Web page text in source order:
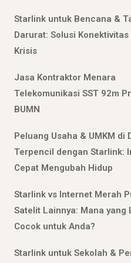
Starlink untuk Bencana &
Darurat: Solusi Konektivitas
Krisis
Jasa Kontraktor Menara
Telekomunikasi SST 92m
BUMN
Peluang Usaha & UMKM di
Terpencil dengan Starlink:
Cepat Mengubah Hidup
Starlink vs Internet Merah
Satelit Lainnya: Mana yang
Cocok untuk Anda?
Starlink untuk Sekolah &